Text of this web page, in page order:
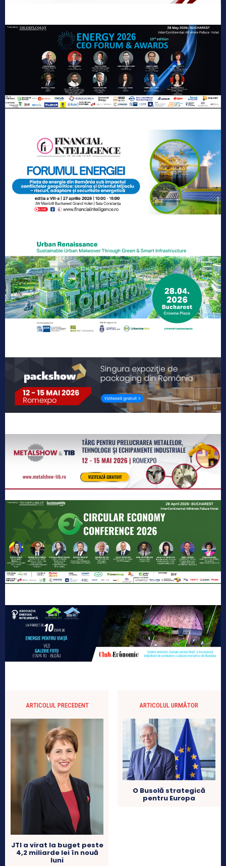
ARTICOLUL PRECEDENT
JTI a virat la buget peste
4,2 miliarde lei în nouă
luni
ARTICOLUL URMĂTOR
O Busolă strategică
pentru Europa